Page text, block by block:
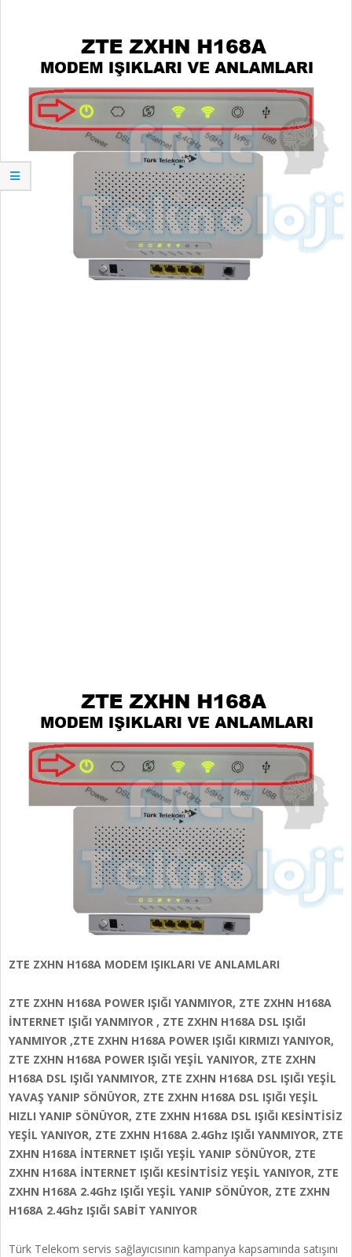
ZTE ZXHN H168A MODEM IŞIKLARI VE ANLAMLARI
ZTE ZXHN H168A POWER IŞIĞI YANMIYOR, ZTE ZXHN H168A
İNTERNET IŞIĞI YANMIYOR , ZTE ZXHN H168A DSL IŞIĞI
YANMIYOR ,ZTE ZXHN H168A POWER IŞIĞI KIRMIZI YANIYOR,
ZTE ZXHN H168A POWER IŞIĞI YEŞİL YANIYOR, ZTE ZXHN
H168A DSL IŞIĞI YANMIYOR, ZTE ZXHN H168A DSL IŞIĞI YEŞİL
YAVAŞ YANIP SÖNÜYOR, ZTE ZXHN H168A DSL IŞIĞI YEŞİL
HIZLI YANIP SÖNÜYOR, ZTE ZXHN H168A DSL IŞIĞI KESİNTİSİZ
YEŞİL YANIYOR, ZTE ZXHN H168A 2.4Ghz IŞIĞI YANMIYOR, ZTE
ZXHN H168A İNTERNET IŞIĞI YEŞİL YANIP SÖNÜYOR, ZTE
ZXHN H168A İNTERNET IŞIĞI KESİNTİSİZ YEŞİL YANIYOR, ZTE
ZXHN H168A 2.4Ghz IŞIĞI YEŞİL YANIP SÖNÜYOR, ZTE ZXHN
H168A 2.4Ghz IŞIĞI SABİT YANIYOR
Türk Telekom servis sağlayıcısının kampanya kapsamında satışını